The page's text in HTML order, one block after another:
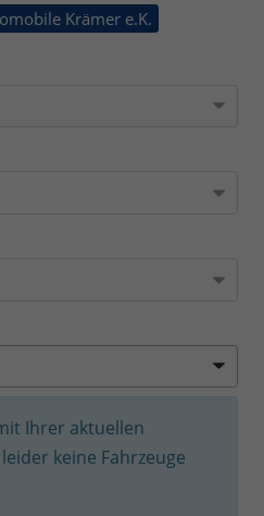
Krämer e.K.
Ihrer aktuellen
keine Fahrzeuge